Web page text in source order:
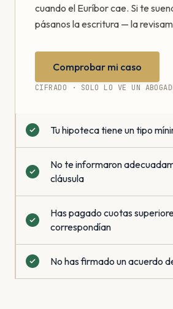
cuando el Euríbor cae. Si te
pásanos la escritura — la
Comprobar mi caso
CIFRADO · SOLO LO VE UN
Tu hipoteca tiene un tipo
No te informaron
cláusula
Has pagado cuotas
correspondían
No has firmado un acuerdo